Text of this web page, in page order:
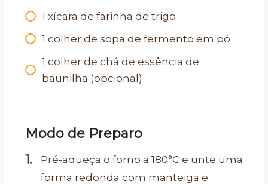
1 xícara de farinha de trigo
1 colher de sopa de fermento em pó
1 colher de chá de essência de
baunilha (opcional)
Modo de Preparo
Pré-aqueça o forno a 180°C e unte uma
forma redonda com manteiga e